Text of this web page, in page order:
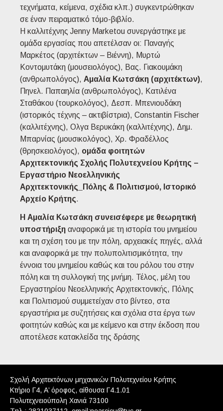
τεχνήματα, κείμενα, σχέδια κλπ.) συγκεντρώθηκαν
σε έναν πειραματικό τόμο-βιβλίο.
Η καλλιτέχνης Jenny Marketou συνεργάστηκε με
ομάδα εργασίας που απετέλσαν οι: Παναγής
Μαρκέτος (αρχιτέκτων – Βιέννη), Μυρτώ
Κοντομυτάκη (μουσειολόγος), Βας. Γιακουμάκη
(ανθρωπολόγος), Αμαλία Κωτσάκη (αρχιτέκτων),
Πηνελ. Παπαηλία (ανθρωπολόγος), Κατιλένα
Σταθάκου (τουρκολόγος), Δεσπ. Μπενιουδάκη
(ιστορικός τέχνης – ακτιβίστρια), Constantin Fischer
(καλλιτέχνης), Ολγα Βερυκάκη (καλλιτέχνης), Δημ.
Μπαρνίας (μουσικολόγος), Χρ. Φραδέλλος
(θρησκειολόγος), ομάδα φοιτητών
Αρχιτεκτονικής Σχολής Πολυτεχνείου Κρήτης –
Εργαστήριο Νεοελληνικής
Αρχιτεκτονικής_Πόλης & Πολιτισμού, Ιστορικό
Αρχείο Κρήτης.
Η Αμαλία Κωτσάκη συνεισέφερε με θεωρητική
υποστήριξη αναφορικά με τη ιστορία του μνημείου
και τη σχέση του με την πόλη, αρχειακές πηγές, αλλά
και αναφορικά με την πολυπολιτισμικότητα, την
έννοια του μνημείου καθώς και του ρόλου του στην
πόλη και τη συλλογική της μνήμη. Τέλος, μέλη του
Εργαστηρίου Νεοελληνικής Αρχιτεκτονικής, Πόλης
και Πολιτισμού συμμετείχαν στο βίντεο, στα
εργαστήρια με συζητήσεις και σχόλια στα έργα των
φοιτητών καθώς και με κείμενο και στην έκδοση που
αποτέλεσε κατακλείδα της δράσης
Σχολή Αρχιτεκτόνων μηχανικών Πολυτεχνείου Κρήτης
Κτήριο Γ4, Α’ όροφος, αίθουσα Γ4.1.01
Πολυτεχνειούπολη Χανιά 73100